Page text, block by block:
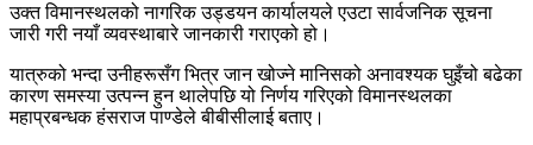
उक्त विमानस्थलको नागरिक उड्डयन कार्यालयले एउटा सार्वजनिक सूचना
जारी गरी नयाँ व्यवस्थाबारे जानकारी गराएको हो।
यात्रुको भन्दा उनीहरूसँग भित्र जान खोज्ने मानिसको अनावश्यक घुइँचो बढेका
कारण समस्या उत्पन्न हुन थालेपछि यो निर्णय गरिएको विमानस्थलका
महाप्रबन्धक हंसराज पाण्डेले बीबीसीलाई बताए।